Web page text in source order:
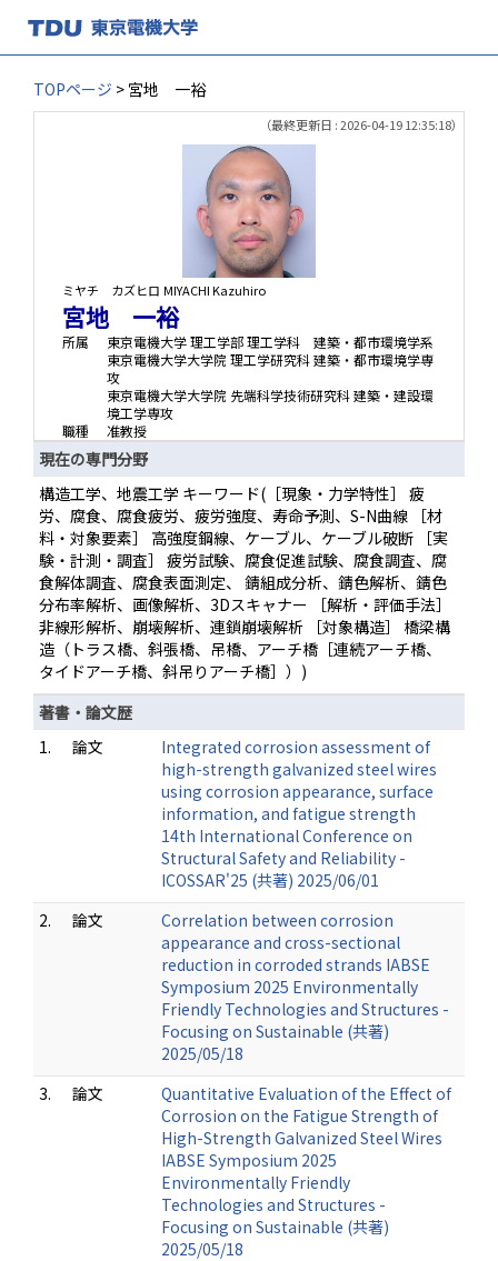
TOPページ > 宮地 一裕
（最終更新日 : 2026-04-19 12:35:18）
ミヤチ カズヒロ MIYACHI Kazuhiro
宮地 一裕
所属
東京電機大学 理工学部 理工学科 建築・都市環境学系
東京電機大学大学院 理工学研究科 建築・都市環境学専
攻
東京電機大学大学院 先端科学技術研究科 建築・建設環
境工学専攻
職種
准教授
現在の専門分野
構造工学、地震工学 キーワード(［現象・力学特性］ 疲
労、腐食、腐食疲労、疲労強度、寿命予測、S-N曲線 ［材
料・対象要素］ 高強度鋼線、ケーブル、ケーブル破断 ［実
験・計測・調査］ 疲労試験、腐食促進試験、腐食調査、腐
食解体調査、腐食表面測定、 錆組成分析、錆色解析、錆色
分布率解析、画像解析、3Dスキャナー ［解析・評価手法］
非線形解析、崩壊解析、連鎖崩壊解析 ［対象構造］ 橋梁構
造（トラス橋、斜張橋、吊橋、アーチ橋［連続アーチ橋、
タイドアーチ橋、斜吊りアーチ橋］）)
著書・論文歴
1.
論文
Integrated corrosion assessment of
high-strength galvanized steel wires
using corrosion appearance, surface
information, and fatigue strength
14th International Conference on
Structural Safety and Reliability -
ICOSSAR'25 (共著) 2025/06/01
2.
論文
Correlation between corrosion
appearance and cross-sectional
reduction in corroded strands IABSE
Symposium 2025 Environmentally
Friendly Technologies and Structures -
Focusing on Sustainable (共著)
2025/05/18
3.
論文
Quantitative Evaluation of the Effect of
Corrosion on the Fatigue Strength of
High-Strength Galvanized Steel Wires
IABSE Symposium 2025
Environmentally Friendly
Technologies and Structures -
Focusing on Sustainable (共著)
2025/05/18